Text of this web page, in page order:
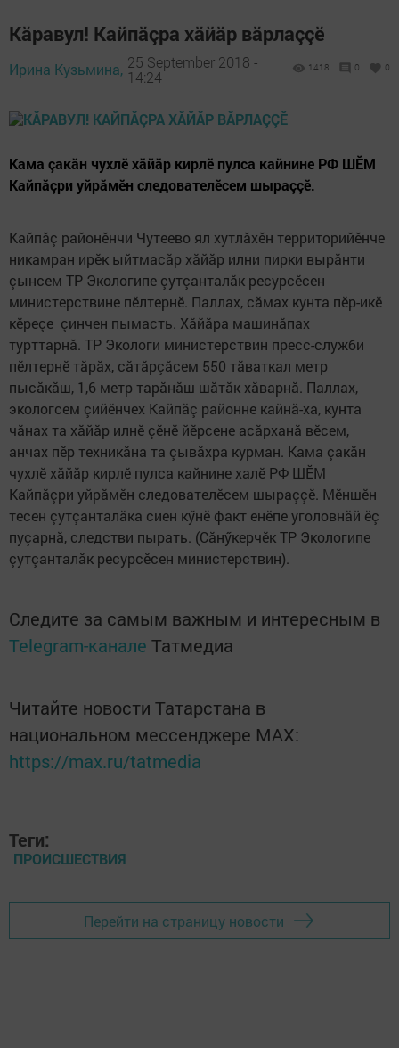
Кăравул! Кайпăçра хăйăр вăрлаççӗ
Ирина Кузьмина, 25 September 2018 -
14:24
1418 0 0
Кама çакăн чухлӗ хăйăр кирлӗ пулса кайнине РФ ШӖМ
Кайпăçри уйрăмӗн следователӗсем шыраççӗ.
Кайпăç районӗнчи Чутеево ял хутлăхӗн территорийӗнче
никамран ирӗк ыйтмасăр хăйăр илни пирки вырăнти
çынсем ТР Экологипе çутçанталăк ресурсӗсен
министерствине пӗлтернӗ. Паллах, сăмах кунта пӗр-икӗ
кӗреçе çинчен пымасть. Хăйăра машинăпах
турттарнă. ТР Экологи министерствин пресс-служби
пӗлтернӗ тăрăх, сăтăрçăсем 550 тăваткал метр
пысăкăш, 1,6 метр тарăнăш шăтăк хăварнă. Паллах,
экологсем çийӗнчех Кайпăç районне кайнă-ха, кунта
чăнах та хăйăр илнӗ çӗнӗ йӗрсене асăрханă вӗсем,
анчах пӗр техникăна та çывăхра курман. Кама çакăн
чухлӗ хăйăр кирлӗ пулса кайнине халӗ РФ ШӖМ
Кайпăçри уйрăмӗн следователӗсем шыраççӗ. Мӗншӗн
тесен çутçанталăка сиен кӳнӗ факт енӗпе уголовнăй ӗç
пуçарнă, следстви пырать. (Сăнӳкерчӗк ТР Экологипе
çутçанталăк ресурсӗсен министерствин).
Следите за самым важным и интересным в
Telegram-канале Татмедиа
Читайте новости Татарстана в
национальном мессенджере MАХ:
https://max.ru/tatmedia
Теги:
ПРОИСШЕСТВИЯ
Перейти на страницу новости